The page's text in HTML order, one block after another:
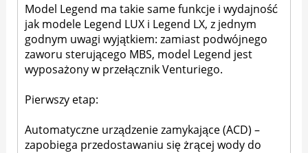
Model Legend ma takie same funkcje i wydajność
jak modele Legend LUX i Legend LX, z jednym
godnym uwagi wyjątkiem: zamiast podwójnego
zaworu sterującego MBS, model Legend jest
wyposażony w przełącznik Venturiego.
Pierwszy etap:
Automatyczne urządzenie zamykające (ACD) –
zapobiega przedostawaniu się żrącej wody do